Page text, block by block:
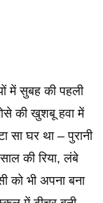
में सुबह की पहली
की खुशबू हवा में
सा घर था – पुरानी
की रिया, लंबे
को भी अपना बना